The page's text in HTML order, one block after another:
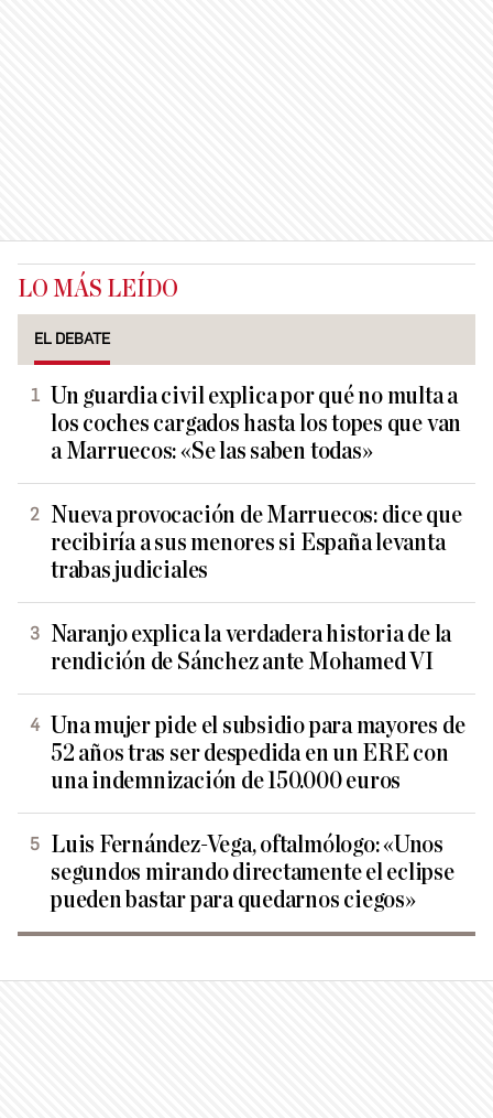
LO MÁS LEÍDO
EL DEBATE
Un guardia civil explica por qué no multa a
los coches cargados hasta los topes que van
a Marruecos: «Se las saben todas»
Nueva provocación de Marruecos: dice que
recibiría a sus menores si España levanta
trabas judiciales
Naranjo explica la verdadera historia de la
rendición de Sánchez ante Mohamed VI
Una mujer pide el subsidio para mayores de
52 años tras ser despedida en un ERE con
una indemnización de 150.000 euros
Luis Fernández-Vega, oftalmólogo: «Unos
segundos mirando directamente el eclipse
pueden bastar para quedarnos ciegos»